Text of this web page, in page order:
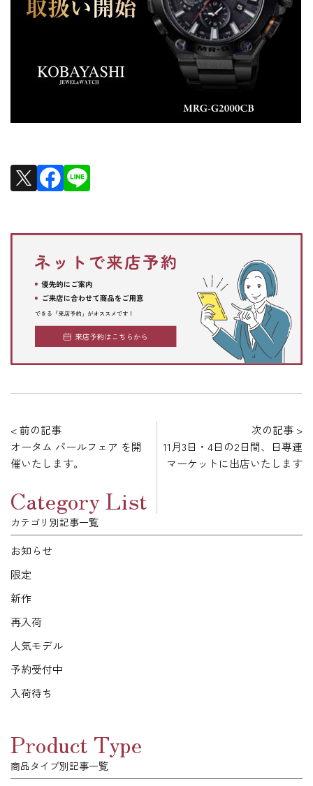
< 前の記事
オータム パールフェア を開
催いたします。
次の記事 >
11月3日・4日の2日間、日専連
マーケットに出店いたします
Category List
カテゴリ別記事一覧
お知らせ
限定
新作
再入荷
人気モデル
予約受付中
入荷待ち
Product Type
商品タイプ別記事一覧